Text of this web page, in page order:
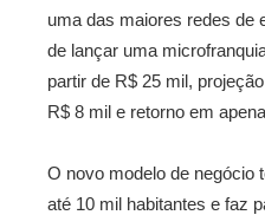
uma das maiores redes de
de lançar uma
partir de R$ 25 mil,
R$ 8 mil e retorno em
O novo modelo de negócio
até 10 mil habitantes e faz